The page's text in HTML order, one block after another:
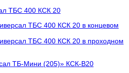
ТБС 400 КСК 20
ТБС 400 КСК 20 в концевом
ТБС 400 КСК 20 в проходном
ТБ-Мини (205)» КСК-В20